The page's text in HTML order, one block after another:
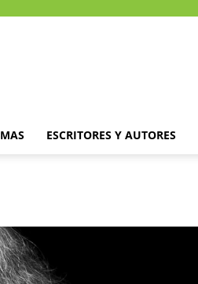
ESCRITORES Y AUTORES